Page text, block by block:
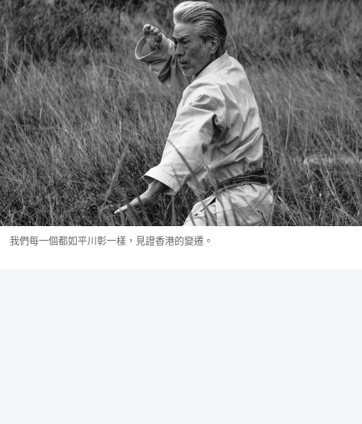
我們每一個都如平川彰一樣，見證香港的變遷。